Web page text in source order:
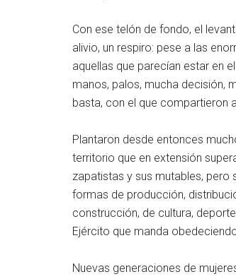
Con ese telón de fondo, el
alivio, un respiro: pese a las
aquellas que parecían estar en
manos, palos, mucha decisión,
basta, con el que compartieron
Plantaron desde entonces
territorio que en extensión
zapatistas y sus mutables,
formas de producción,
construcción, de cultura,
Ejército que manda
Nuevas generaciones de